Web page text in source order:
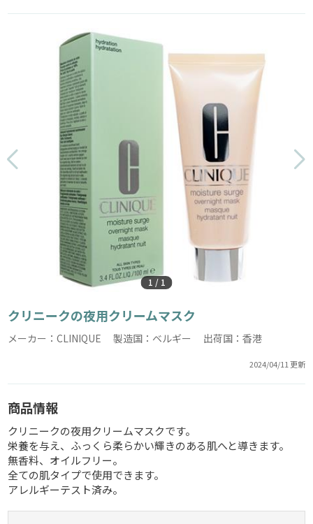
1 / 1
クリニークの夜用クリームマスク
メーカー：CLINIQUE 製造国：ベルギー 出荷国：香港
2024/04/11 更新
商品情報
クリニークの夜用クリームマスクです。
栄養を与え、ふっくら柔らかい輝きのある肌へと導きます。
無香料、オイルフリー。
全ての肌タイプで使用できます。
アレルギーテスト済み。